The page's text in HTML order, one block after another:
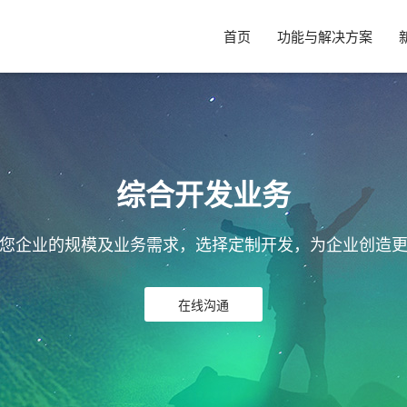
首页 功能与解决方案
综合开发业务
企业的规模及业务需求，选择定制开发，为企业创造
在线沟通